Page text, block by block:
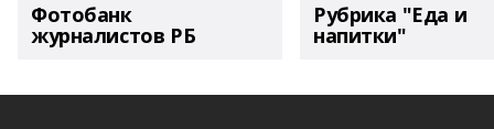
Фотобанк
журналистов РБ
Рубрика "Еда и
напитки"